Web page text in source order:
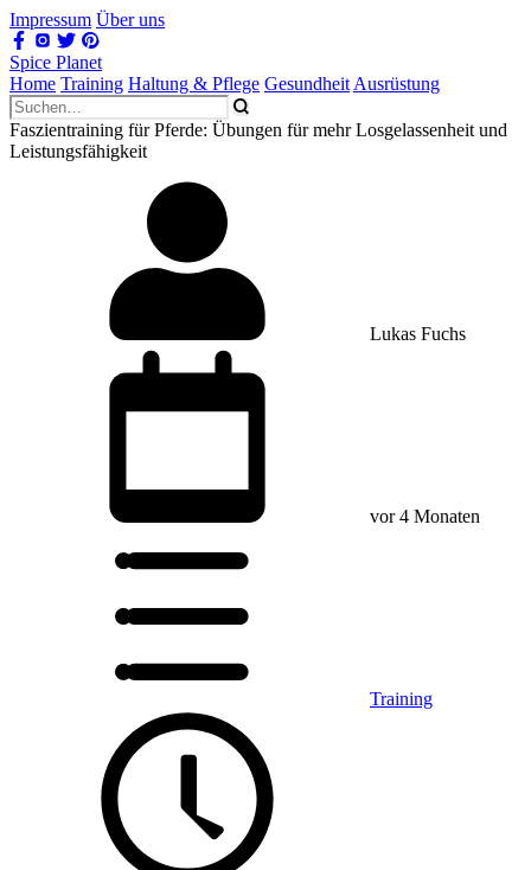
Impressum Über uns
Spice Planet
Home Training Haltung & Pflege Gesundheit Ausrüstung
Faszientraining für Pferde: Übungen für mehr Losgelassenheit und
Leistungsfähigkeit
Lukas Fuchs
vor 4 Monaten
Training